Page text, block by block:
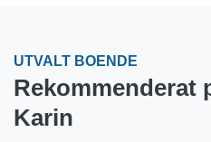
UTVALT BOENDE
Rekommenderat
Karin